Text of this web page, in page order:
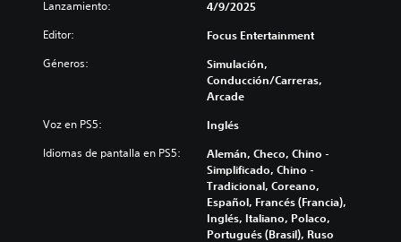
Lanzamiento: 4/9/2025
Editor: Focus Entertainment
Géneros:
Simulación,
Conducción/Carreras,
Arcade
Voz en PS5: Inglés
Idiomas de pantalla en PS5:
Alemán, Checo, Chino -
Simplificado, Chino -
Tradicional, Coreano,
Español, Francés (Francia),
Inglés, Italiano, Polaco,
Portugués (Brasil), Ruso